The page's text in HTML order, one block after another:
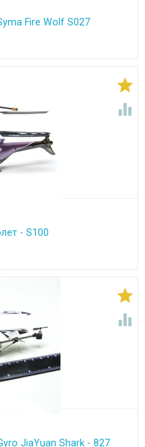
Fire Wolf S027


- S100


JiaYuan Shark - 827